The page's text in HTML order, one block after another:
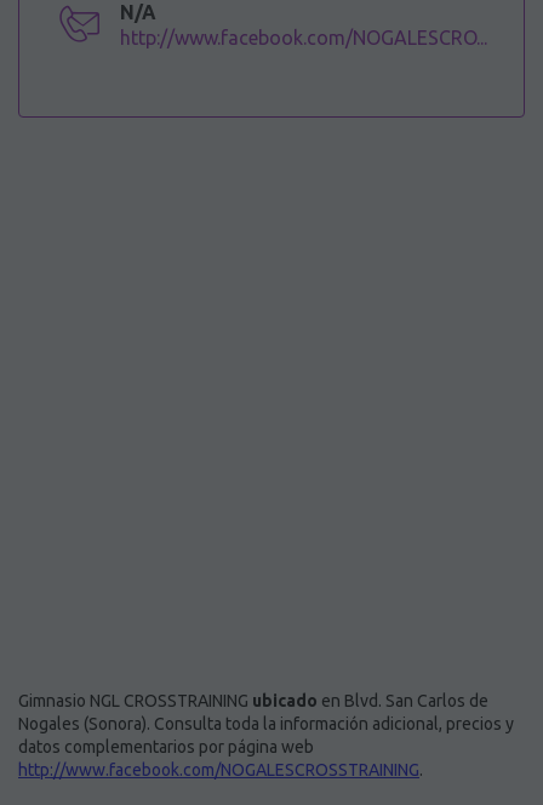
N/A
http://www.facebook.com/NOGALESCRO...
Gimnasio NGL CROSSTRAINING ubicado en Blvd. San Carlos de
Nogales (Sonora). Consulta toda la información adicional, precios y
datos complementarios por página web
http://www.facebook.com/NOGALESCROSSTRAINING.